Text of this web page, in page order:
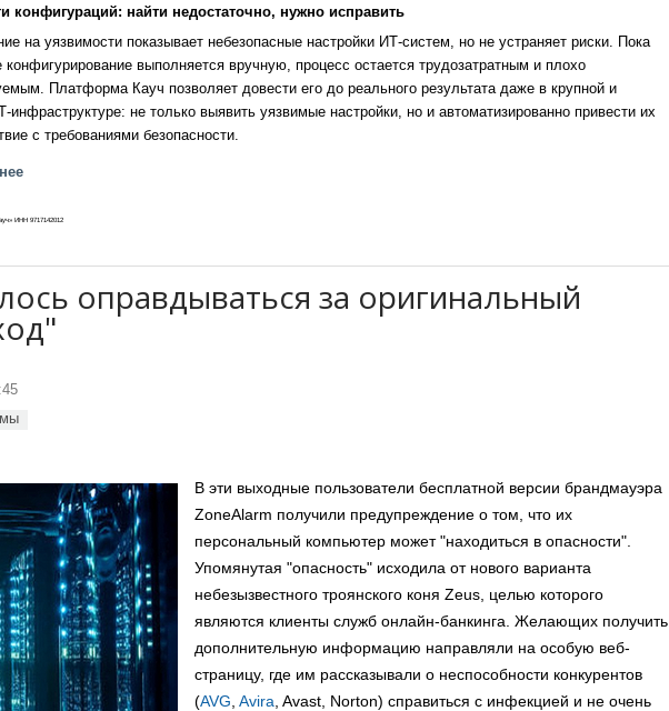
конфигураций: найти недостаточно, нужно исправить
на уязвимости показывает небезопасные настройки ИТ-систем, но не устраняет риски. Пока
конфигурирование выполняется вручную, процесс остается трудозатратным и плохо
Платформа Кауч позволяет довести его до реального результата даже в крупной и
инфраструктуре: не только выявить уязвимые настройки, но и автоматизированно привести их
с требованиями безопасности.
ИНН 9717142012
оправдываться за оригинальный
В эти выходные пользователи бесплатной версии брандмауэра
ZoneAlarm получили предупреждение о том, что их
персональный компьютер может "находиться в опасности".
Упомянутая "опасность" исходила от нового варианта
небезызвестного троянского коня Zeus, целью которого
являются клиенты служб онлайн-банкинга. Желающих получить
дополнительную информацию направляли на особую веб-
страницу, где им рассказывали о неспособности конкурентов
(AVG Avira , Avast, Norton) справиться с инфекцией и не очень